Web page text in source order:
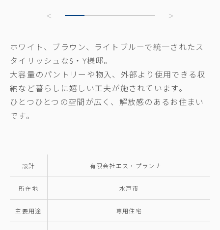
ホワイト、ブラウン、ライトブルーで統一されたス
タイリッシュなS・Y様邸。
大容量のパントリーや物入、外部より使用できる収
納など暮らしに嬉しい工夫が施されています。
ひとつひとつの空間が広く、解放感のあるお住まい
です。
設計 有限会社エス・プランナー
所在地 水戸市
主要用途 専用住宅